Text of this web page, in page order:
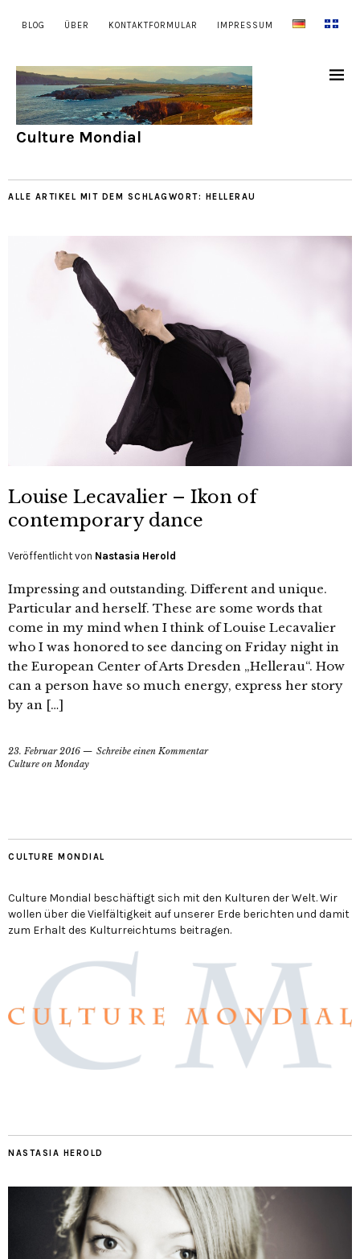
BLOG ÜBER KONTAKTFORMULAR IMPRESSUM
Culture Mondial
ALLE ARTIKEL MIT DEM SCHLAGWORT: HELLERAU
Louise Lecavalier – Ikon of
contemporary dance
Veröffentlicht von Nastasia Herold
Impressing and outstanding. Different and unique.
Particular and herself. These are some words that
come in my mind when I think of Louise Lecavalier
who I was honored to see dancing on Friday night in
the European Center of Arts Dresden „Hellerau“. How
can a person have so much energy, express her story
by an […]
23. Februar 2016
Schreibe einen Kommentar
Culture on Monday
CULTURE MONDIAL
Culture Mondial beschäftigt sich mit den Kulturen der Welt. Wir
wollen über die Vielfältigkeit auf unserer Erde berichten und damit
zum Erhalt des Kulturreichtums beitragen.
NASTASIA HEROLD